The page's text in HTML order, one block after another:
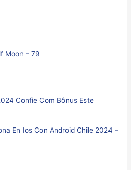
Moon – 79
Confie Com Bônus Este
En Ios Con Android Chile 2024 –